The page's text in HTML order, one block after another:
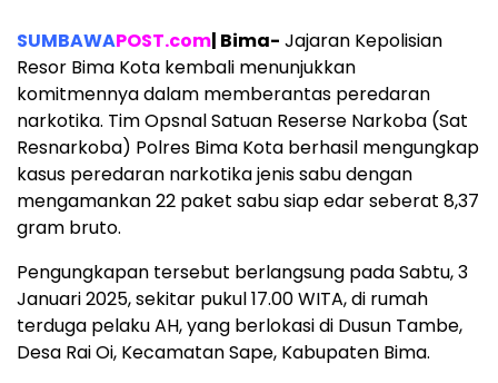
SUMBAWAPOST.com| Bima- Jajaran Kepolisian
Resor Bima Kota kembali menunjukkan
komitmennya dalam memberantas peredaran
narkotika. Tim Opsnal Satuan Reserse Narkoba (Sat
Resnarkoba) Polres Bima Kota berhasil mengungkap
kasus peredaran narkotika jenis sabu dengan
mengamankan 22 paket sabu siap edar seberat 8,37
gram bruto.
Pengungkapan tersebut berlangsung pada Sabtu, 3
Januari 2025, sekitar pukul 17.00 WITA, di rumah
terduga pelaku AH, yang berlokasi di Dusun Tambe,
Desa Rai Oi, Kecamatan Sape, Kabupaten Bima.